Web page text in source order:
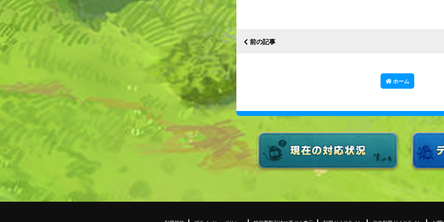
前の記事
ホーム